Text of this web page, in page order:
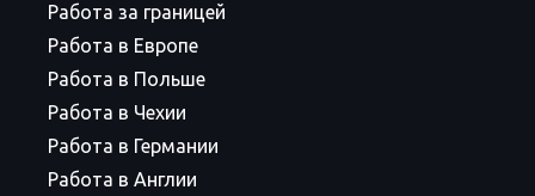
Работа за границей
Работа в Европе
Работа в Польше
Работа в Чехии
Работа в Германии
Работа в Англии